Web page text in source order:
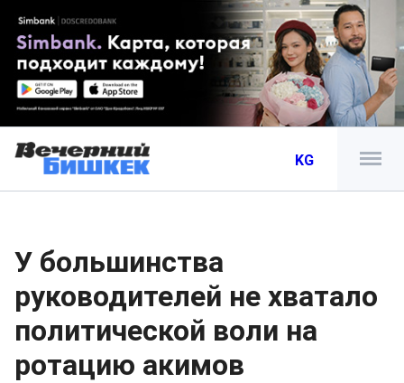
KG
У большинства
руководителей не хватало
политической воли на
ротацию акимов